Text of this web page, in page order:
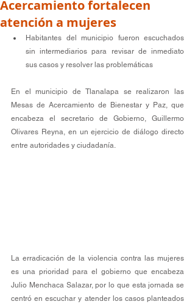
Acercamiento fortalecen
atención a mujeres
Habitantes del municipio fueron escuchados
sin intermediarios para revisar de inmediato
sus casos y resolver las problemáticas
En el municipio de Tlanalapa se realizaron las
Mesas de Acercamiento de Bienestar y Paz, que
encabeza el secretario de Gobierno, Guillermo
Olivares Reyna, en un ejercicio de diálogo directo
entre autoridades y ciudadanía.
La erradicación de la violencia contra las mujeres
es una prioridad para el gobierno que encabeza
Julio Menchaca Salazar, por lo que esta jornada se
centró en escuchar y atender los casos planteados